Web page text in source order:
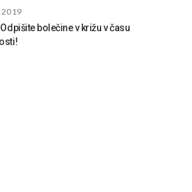
2019
Odpišite bolečine v križu v času